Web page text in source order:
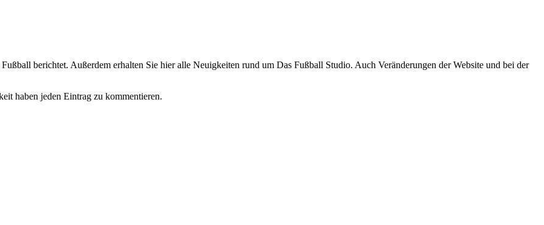
berichtet. Außerdem erhalten Sie hier alle Neuigkeiten rund um Das Fußball Studio. Auch Veränderungen der Website und bei der
haben jeden Eintrag zu kommentieren.